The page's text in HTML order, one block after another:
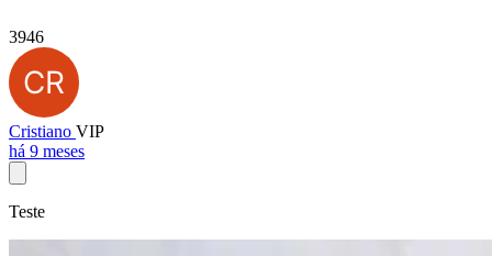
3946
Cristiano VIP
há 9 meses
Teste